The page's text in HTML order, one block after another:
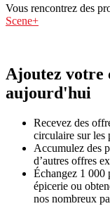
Vous rencontrez des
Scene+
Ajoutez votre
aujourd'hui
Recevez des
circulaire sur les
Accumulez des
d’autres offres
Échangez 1 000
épicerie ou
nos nombreux